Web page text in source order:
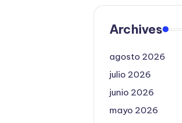
Archives
agosto 2026
julio 2026
junio 2026
mayo 2026